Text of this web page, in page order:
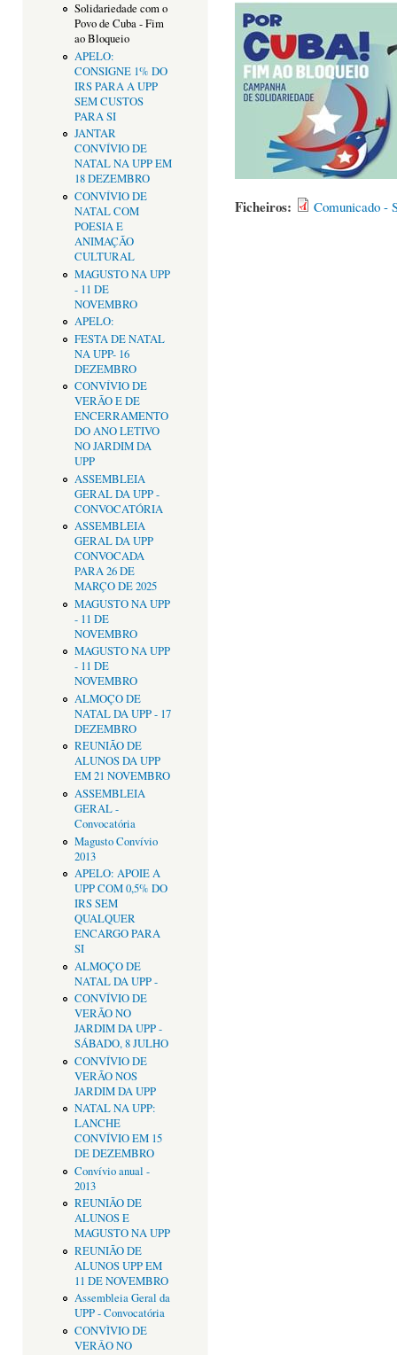
Solidariedade com o
Povo de Cuba - Fim
ao Bloqueio
APELO:
CONSIGNE 1% DO
IRS PARA A UPP
SEM CUSTOS
PARA SI
JANTAR
CONVÍVIO DE
NATAL NA UPP EM
18 DEZEMBRO
CONVÍVIO DE
NATAL COM
POESIA E
ANIMAÇÃO
CULTURAL
MAGUSTO NA UPP
- 11 DE
NOVEMBRO
APELO:
FESTA DE NATAL
NA UPP- 16
DEZEMBRO
CONVÍVIO DE
VERÃO E DE
ENCERRAMENTO
DO ANO LETIVO
NO JARDIM DA
UPP
ASSEMBLEIA
GERAL DA UPP -
CONVOCATÓRIA
ASSEMBLEIA
GERAL DA UPP
CONVOCADA
PARA 26 DE
MARÇO DE 2025
MAGUSTO NA UPP
- 11 DE
NOVEMBRO
MAGUSTO NA UPP
- 11 DE
NOVEMBRO
ALMOÇO DE
NATAL DA UPP - 17
DEZEMBRO
REUNIÃO DE
ALUNOS DA UPP
EM 21 NOVEMBRO
ASSEMBLEIA
GERAL -
Convocatória
Magusto Convívio
2013
APELO: APOIE A
UPP COM 0,5% DO
IRS SEM
QUALQUER
ENCARGO PARA
SI
ALMOÇO DE
NATAL DA UPP -
CONVÍVIO DE
VERÃO NO
JARDIM DA UPP -
SÁBADO, 8 JULHO
CONVÍVIO DE
VERÃO NOS
JARDIM DA UPP
NATAL NA UPP:
LANCHE
CONVÍVIO EM 15
DE DEZEMBRO
Convívio anual -
2013
REUNIÃO DE
ALUNOS E
MAGUSTO NA UPP
REUNIÃO DE
ALUNOS UPP EM
11 DE NOVEMBRO
Assembleia Geral da
UPP - Convocatória
CONVÌVIO DE
VERÂO NO
Ficheiros: Comunicado -